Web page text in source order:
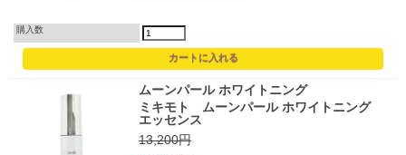
購入数
ムーンパール ホワイトニング
ミキモト ムーンパール ホワイトニング
エッセンス
13,200円